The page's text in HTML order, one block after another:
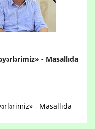
- Masallıda
- Masallıda